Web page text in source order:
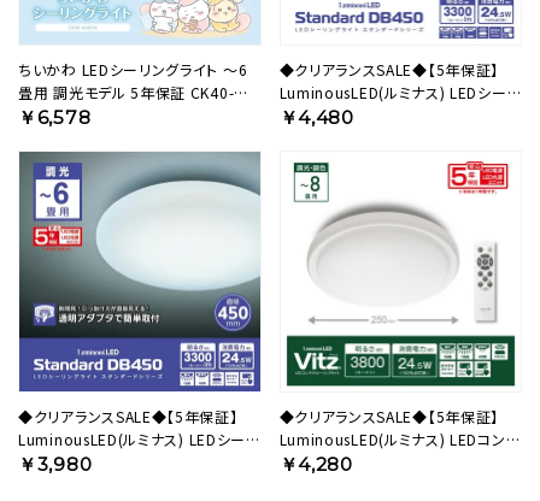
ちいかわ LEDシーリングライト ～6
畳用 調光モデル 5年保証 CK40-
A06DX 【SH】
￥6,578
◆クリアランスSALE◆【5年保証】
LuminousLED(ルミナス) LEDシーリ
ングライト ～6畳用 調光調色モデル
￥4,480
◆クリアランスSALE◆【5年保証】
LuminousLED(ルミナス) LEDシーリ
ングライト ～6畳用 調光モデル
￥3,980
◆クリアランスSALE◆【5年保証】
LuminousLED(ルミナス) LEDコンパ
クトシーリングライト Vitz(ヴィッツ)
￥4,280